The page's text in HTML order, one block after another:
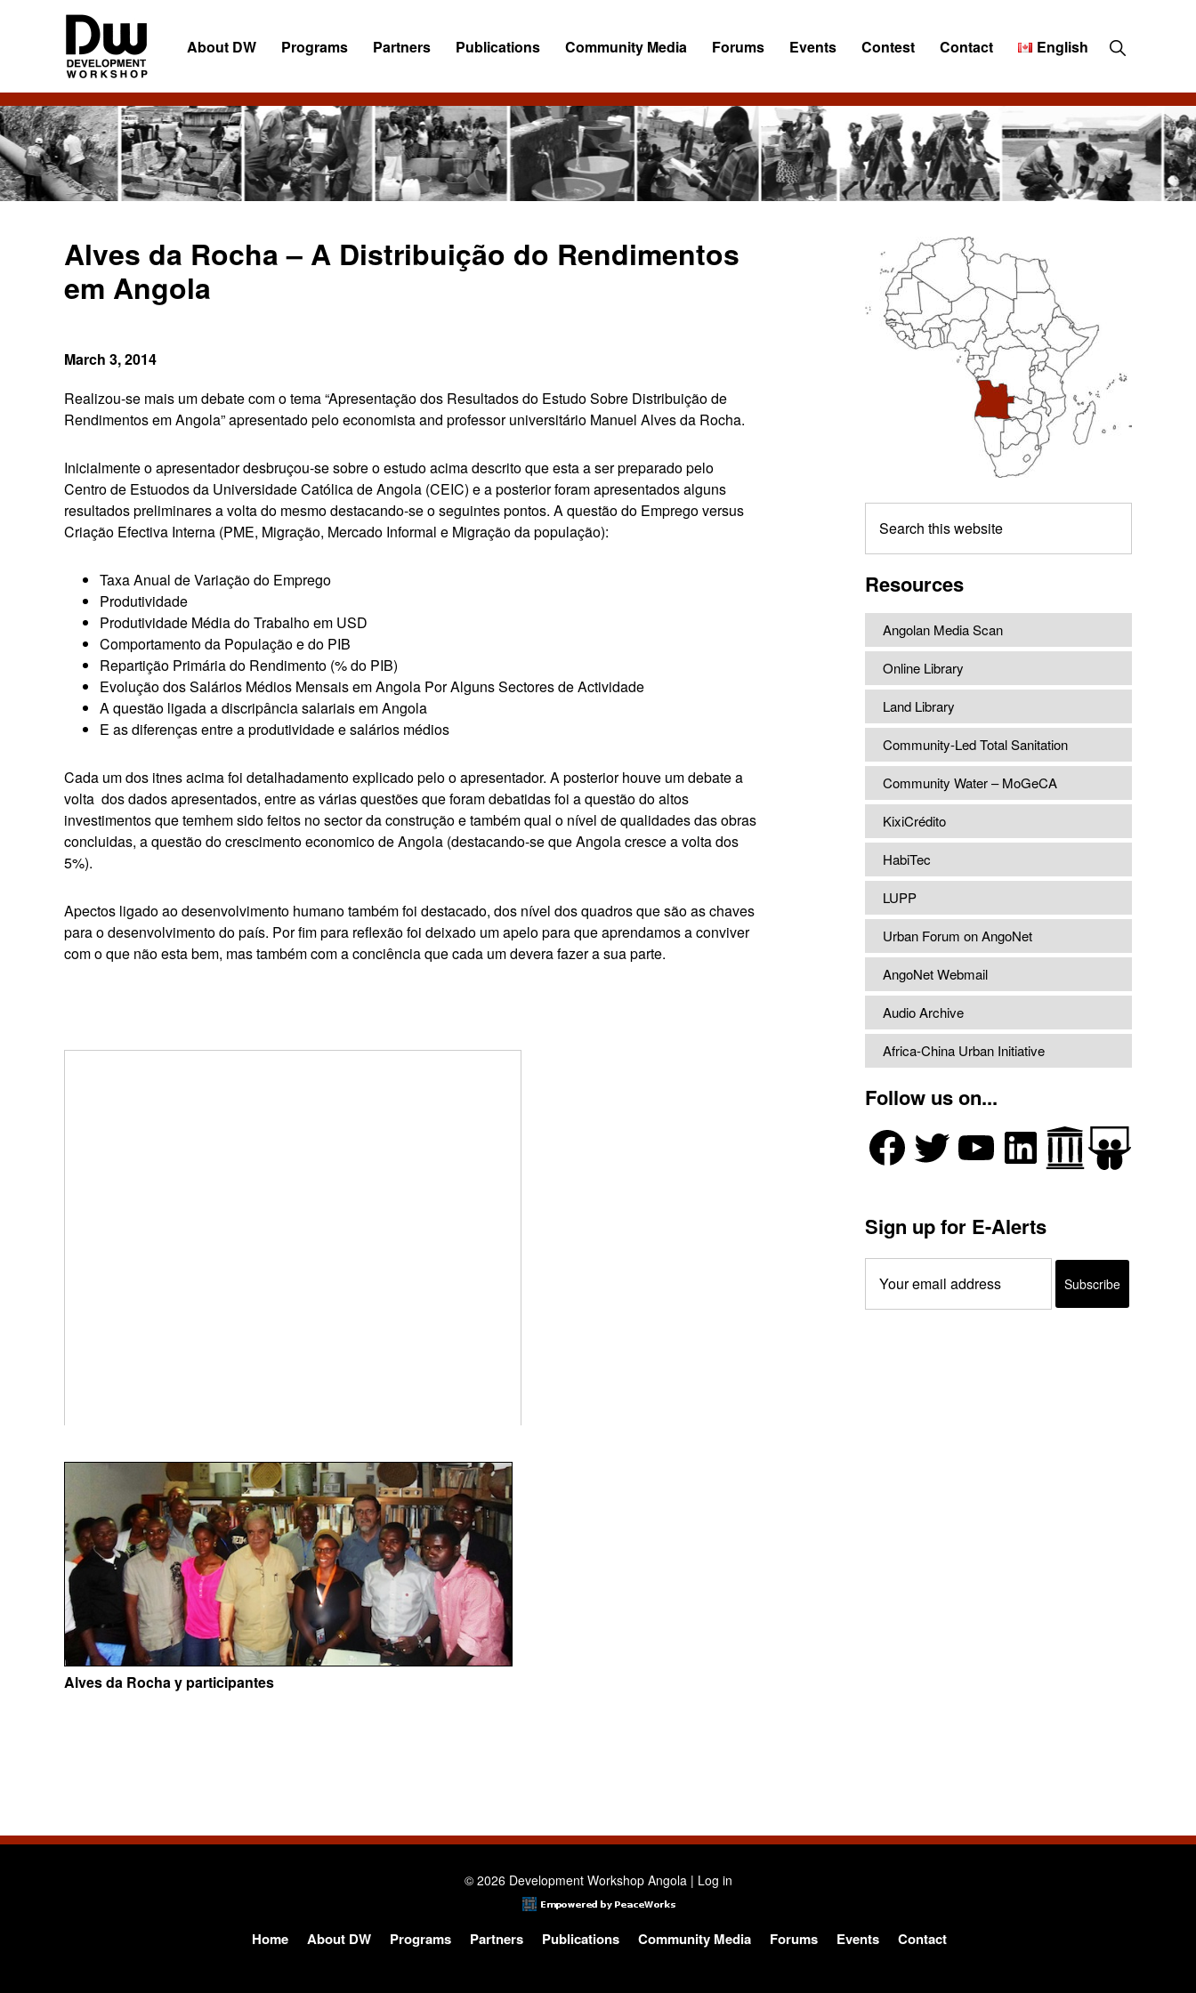
DW
Angola
Development
Workshop
Angola
About DW Programs Partners Publications Community Media Forums Events Contest Contact English Show
Search
Alves da Rocha – A Distribuição do Rendimentos
em Angola
March 3, 2014
Realizou-se mais um debate com o tema “Apresentação dos Resultados do Estudo Sobre Distribuição de
Rendimentos em Angola” apresentado peloeconomistaand professor universitário Manuel Alves da Rocha.
Inicialmente o apresentador desbruçou-se sobre o estudo acima descrito que esta a ser preparado pelo
Centro de Estuodos da Universidade Católica de Angola (CEIC) e a posterior foram apresentados alguns
resultados preliminares a volta do mesmo destacando-se o seguintes pontos. A questão do Emprego versus
Criação Efectiva Interna (PME, Migração, Mercado Informal e Migração da população):
Taxa Anual de Variação do Emprego
Produtividade
Produtividade Média do Trabalho em USD
Comportamento da População e do PIB
Repartição Primária do Rendimento (% do PIB)
Evolução dos Salários Médios Mensais em Angola Por Alguns Sectores de Actividade
A questão ligada a discripância salariais em Angola
E as diferenças entre a produtividade e salários médios
Cada um dos itnes acima foi detalhadamento explicado pelo o apresentador. A posterior houve um debate a
volta dos dados apresentados, entre as várias questões que foram debatidas foi a questão do altos
investimentos que temhem sido feitos no sector da construção e também qual o nível de qualidades das obras
concluidas, a questão do crescimento economico de Angola (destacando-se que Angola cresce a volta dos
5%).
Apectos ligado ao desenvolvimento humano também foi destacado, dos nível dos quadros que são as chaves
para o desenvolvimento do país. Por fim para reflexão foi deixado um apelo para que aprendamos a conviver
com o que não esta bem, mas também com a conciência que cada um devera fazer a sua parte.
Alves da Rocha y participantes
Primary
Sidebar
this
Resources
Angolan Media Scan
Online Library
Land Library
Community-Led Total Sanitation
Community Water – MoGeCA
KixiCrédito
HabiTec
LUPP
Urban Forum on AngoNet
AngoNet Webmail
Audio Archive
Africa-China Urban Initiative
Follow us on...
Sign up for E-Alerts
© 2026 Development Workshop Angola | Log in
Home About DW Programs Partners Publications Community Media Forums Events Contact